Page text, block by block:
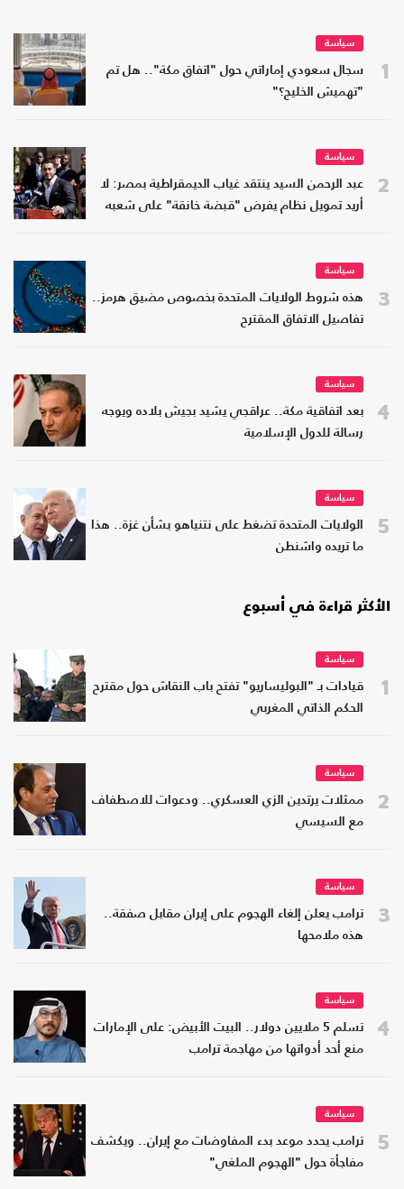
1
سياسة
سجال سعودي إماراتي حول "اتفاق مكة".. هل تم
"تهميش الخليج؟"
2
سياسة
عبد الرحمن السيد ينتقد غياب الديمقراطية بمصر: لا
أريد تمويل نظام يفرض "قبضة خانقة" على شعبه
3
سياسة
هذه شروط الولايات المتحدة بخصوص مضيق هرمز..
تفاصيل الاتفاق المقترح
4
سياسة
بعد اتفاقية مكة.. عراقجي يشيد بجيش بلاده ويوجه
رسالة للدول الإسلامية
5
سياسة
الولايات المتحدة تضغط على نتنياهو بشأن غزة.. هذا
ما تريده واشنطن
الأكثر قراءة في أسبوع
1
سياسة
قيادات بـ "البوليساريو" تفتح باب النقاش حول مقترح
الحكم الذاتي المغربي
2
سياسة
ممثلات يرتدين الزي العسكري.. ودعوات للاصطفاف
مع السيسي
3
سياسة
ترامب يعلن إلغاء الهجوم على إيران مقابل صفقة..
هذه ملامحها
4
سياسة
تسلم 5 ملايين دولار.. البيت الأبيض: على الإمارات
منع أحد أدواتها من مهاجمة ترامب
5
سياسة
ترامب يحدد موعد بدء المفاوضات مع إيران.. ويكشف
مفاجأة حول "الهجوم الملغي"